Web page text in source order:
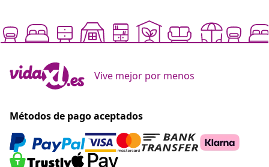
Únete a los más de 700 000 compradores que reciben
ofertas semanales, promociones estacionales y
Nuestras redes sociales